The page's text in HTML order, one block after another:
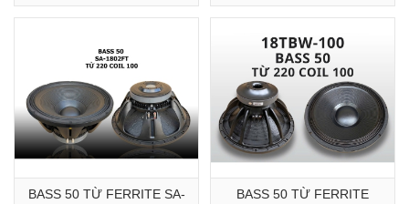
BASS 50 TỪ FERRITE SA-
BASS 50 TỪ FERRITE